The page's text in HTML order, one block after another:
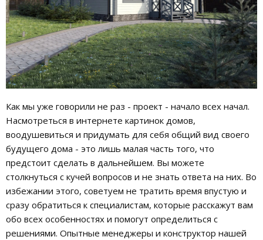
Как мы уже говорили не раз - проект - начало всех начал.
Насмотреться в интернете картинок домов,
воодушевиться и придумать для себя общий вид своего
будущего дома - это лишь малая часть того, что
предстоит сделать в дальнейшем. Вы можете
столкнуться с кучей вопросов и не знать ответа на них. Во
избежании этого, советуем не тратить время впустую и
сразу обратиться к специалистам, которые расскажут вам
обо всех особенностях и помогут определиться с
решениями. Опытные менеджеры и конструктор нашей